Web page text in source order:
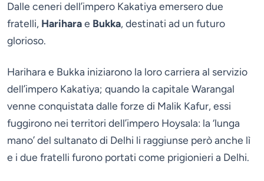
Dalle ceneri dell’impero Kakatiya emersero due
fratelli, Hariharae Bukka, destinati ad un futuro
glorioso.
Harihara e Bukka iniziarono la loro carriera al servizio
dell’impero Kakatiya; quando la capitale Warangal
venne conquistata dalle forze di Malik Kafur, essi
fuggirono nei territori dell’impero Hoysala: la ‘lunga
mano’ del sultanato di Delhi li raggiunse però anche lì
e i due fratelli furono portati come prigionieri a Delhi.